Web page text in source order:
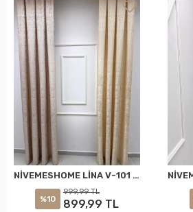
NİVEMESHOME LİNA V-101 KREM 1/3 PİLELİ FON PERDE
%10
999,99 TL
899,99 TL